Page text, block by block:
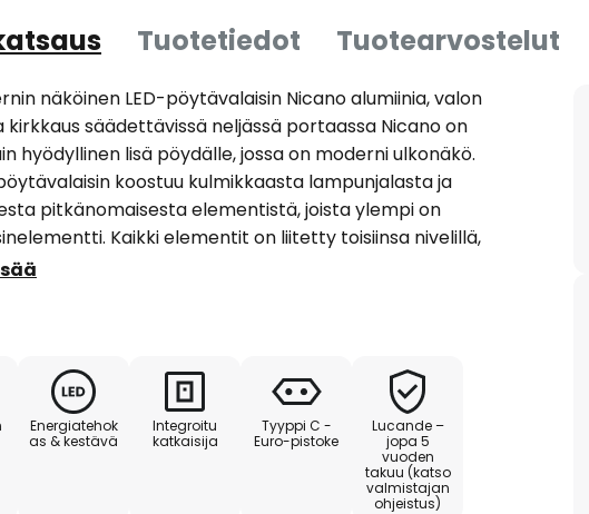
Tuotetiedot Tuotearvostelut
näköinen LED-pöytävalaisin Nicano alumiinia, valon
kirkkaus säädettävissä neljässä portaassa Nicano on
hyödyllinen lisä pöydälle, jossa on moderni ulkonäkö.
koostuu kulmikkaasta lampunjalasta ja
pitkänomaisesta elementistä, joista ylempi on
Kaikki elementit on liitetty toisiinsa nivelillä,
voidaan liikuttaa ylös ja alas, jolloin valonsäteen
Energiatehok
as & kestävä
Integroitu
katkaisija
Tyyppi C -
Euro-pistoke
Lucande –
jopa 5
vuoden
takuu (katso
valmistajan
ohjeistus)